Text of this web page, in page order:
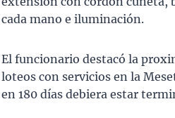
cada mano e iluminación.
El funcionario destacó la
loteos con servicios en la
en 180 días debiera estar